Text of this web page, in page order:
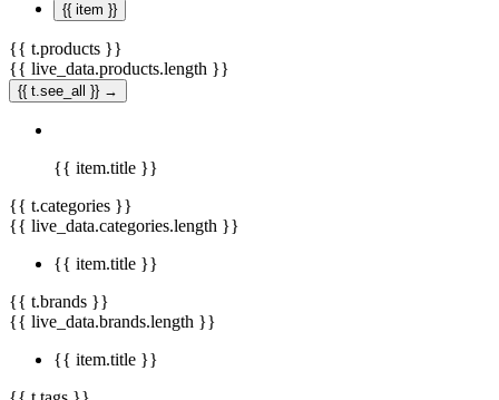
{{ item }}
{{ t.products }}
{{ live_data.products.length }}
{{ t.see_all }} →
{{ item.title }}
{{ t.categories }}
{{ live_data.categories.length }}
{{ item.title }}
{{ t.brands }}
{{ live_data.brands.length }}
{{ item.title }}